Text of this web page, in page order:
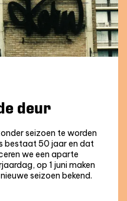
deur
seizoen te worden
bestaat 50 jaar en dat
we een aparte
op 1 juni maken
seizoen bekend.